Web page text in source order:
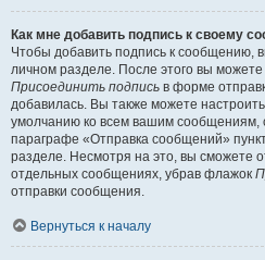
Как мне добавить подпись к своему
Чтобы добавить подпись к сообщению,
личном разделе. После этого вы
Присоединить подпись в форме
добавилась. Вы также можете
умолчанию ко всем вашим сообщениям,
параграфе «Отправка сообщений»
разделе. Несмотря на это, вы сможете
отдельных сообщениях, убрав флажок
отправки сообщения.
Вернуться к началу